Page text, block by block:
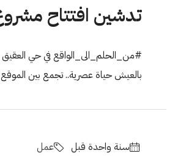
تدشين افتتاح مشروع العاذرية 7 ، تسويق
بالعيش حياة عصرية.. تجمع بين الموقع
‏سنة واحدة قبل عمل